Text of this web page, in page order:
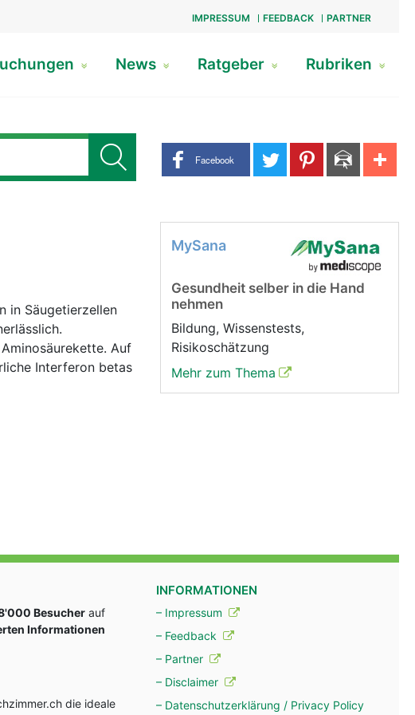
IMPRESSUM FEEDBACK PARTNER
News Ratgeber Rubriken
Share buttons
Facebook
in Säugetierzellen
Auf
Interferon betas
MySana
Gesundheit selber in die Hand
nehmen
Bildung, Wissenstests,
Risikoschätzung
Mehr zum Thema
Besucher auf
Informationen
die ideale
INFORMATIONEN
– Impressum
– Feedback
– Partner
– Disclaimer
– Datenschutzerklärung / Privacy Policy